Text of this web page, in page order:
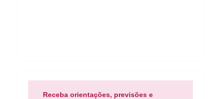
Receba orientações, previsões e